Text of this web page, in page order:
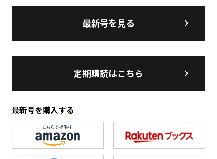
最新号を見る
定期購読はこちら
最新号を購入する